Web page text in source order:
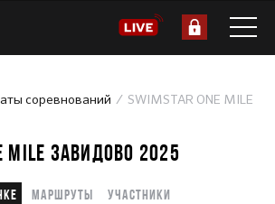
соревнований
SWIMSTAR ONE MILE
MILE ЗАВИДОВО 2025
Маршруты Участники